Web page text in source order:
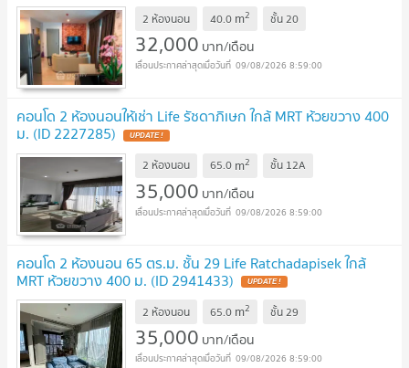
2 ห้องนอน 40.0 m2 ชั้น20
32,000 บาท/เดือน
09/08/2026 8:59:00
คอนโด 2 ห้องนอนให้เช่า Life รัชดาภิเษก ใกล้ MRT ห้วยขวาง 400
ม. (ID 2227285) UPDATE !
2 ห้องนอน 65.0 m2 ชั้น 12A
35,000 บาท/เดือน
09/08/2026 8:59:00
คอนโด 2 ห้องนอน 65 ตร.ม. ชั้น 29 Life Ratchadapisek ใกล้
MRT ห้วยขวาง 400 ม. (ID 2941433) UPDATE !
2 ห้องนอน 65.0 m2 ชั้น29
35,000 บาท/เดือน
09/08/2026 8:59:00